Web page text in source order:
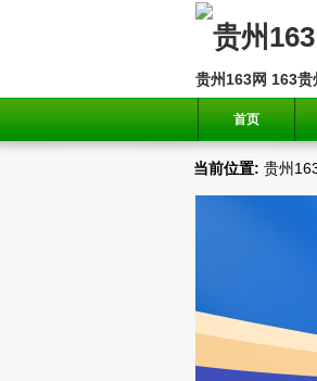
贵州163网 163贵
首页
当前位置: 贵州